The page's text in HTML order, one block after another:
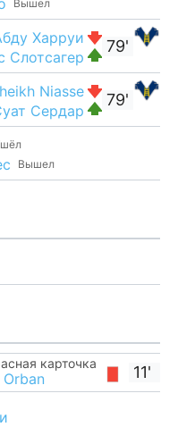
Вышел
79'
Харруи
Слотсагер
79'
Niasse
Сердар
Вышел
11'
карточка
Orban